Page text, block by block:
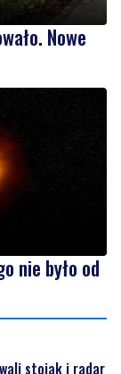
Nowe
nie było od
stojak i radar